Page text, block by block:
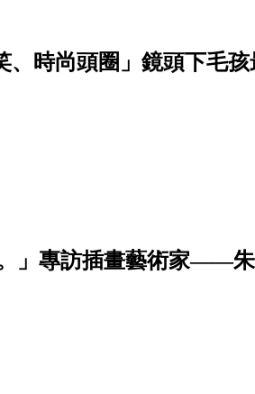
、時尚頭圈」鏡頭下毛孩
。」專訪插畫藝術家——